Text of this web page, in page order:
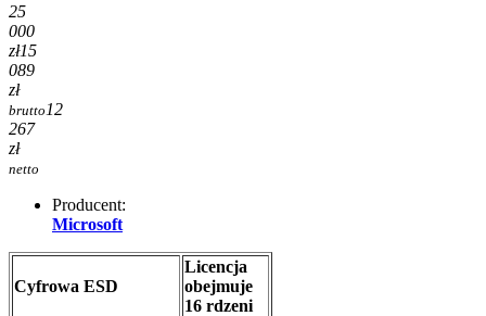
25
000
zł15
089
zł
brutto 12
267
zł
netto
Producent:
Microsoft
Cyfrowa ESD
Licencja
obejmuje
16 rdzeni